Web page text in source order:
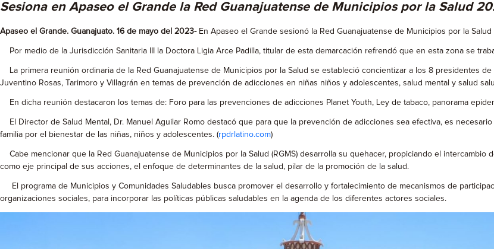
Sesiona en Apaseo el Grande la Red Guanajuatense de Municipios por la Salud
Apaseo el Grande. Guanajuato. 16 de mayo del 2023- En Apaseo el Grande sesionó la Red Guanajuatense de Municipios por la
Por medio de la Jurisdicción Sanitaria III la Doctora Ligia Arce Padilla, titular de esta demarcación refrendó que en esta zona se
La primera reunión ordinaria de la Red Guanajuatense de Municipios por la Salud se estableció concientizar a los 8 presidentes
Juventino Rosas, Tarimoro y Villagrán en temas de prevención de adicciones en niñas niños y adolescentes, salud mental y salud
En dicha reunión destacaron los temas de: Foro para las prevenciones de adicciones Planet Youth, Ley de tabaco, panorama
El Director de Salud Mental, Dr. Manuel Aguilar Romo destacó que para que la prevención de adicciones sea efectiva, es
familia por el bienestar de las niñas, niños y adolescentes. (rpdrlatino.com)
Cabe mencionar que la Red Guanajuatense de Municipios por la Salud (RGMS) desarrolla su quehacer, propiciando el
como eje principal de sus acciones, el enfoque de determinantes de la salud, pilar de la promoción de la salud.
El programa de Municipios y Comunidades Saludables busca promover el desarrollo y fortalecimiento de mecanismos de
organizaciones sociales, para incorporar las políticas públicas saludables en la agenda de los diferentes actores sociales.